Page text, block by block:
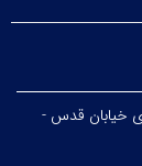
خیابان قدس -